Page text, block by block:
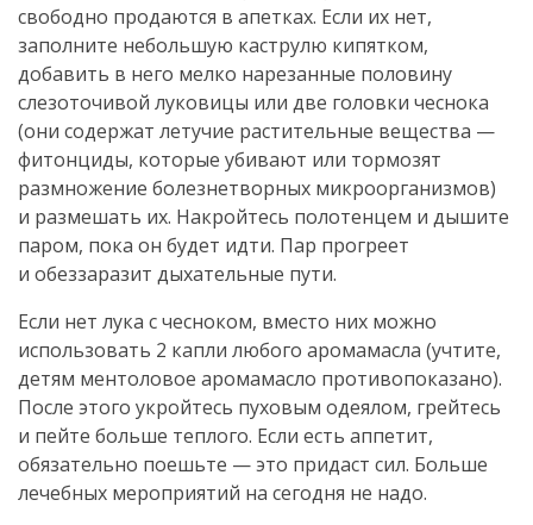
свободно продаются в апетках. Если их нет,
заполните небольшую каструлю кипятком,
добавить в него мелко нарезанные половину
слезоточивой луковицы или две головки чеснока
(они содержат летучие растительные вещества —
фитонциды, которые убивают или тормозят
размножение болезнетворных микроорганизмов)
и размешать их. Накройтесь полотенцем и дышите
паром, пока он будет идти. Пар прогреет
и обеззаразит дыхательные пути.
Если нет лука с чесноком, вместо них можно
использовать 2 капли любого аромамасла (учтите,
детям ментоловое аромамасло противопоказано).
После этого укройтесь пуховым одеялом, грейтесь
и пейте больше теплого. Если есть аппетит,
обязательно поешьте — это придаст сил. Больше
лечебных мероприятий на сегодня не надо.